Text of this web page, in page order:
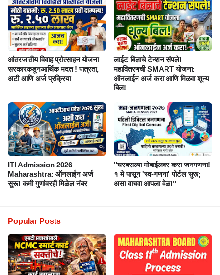
आंतरजातीय विवाह प्रोत्साहन योजना
सरकारकडूनआर्थिक मदत ! पात्रता,
अटी आणि अर्ज प्रक्रिया
लाईट बिलाचे टेन्शन संपले!
महावितरणची SMART योजना:
ऑनलाईन अर्ज करा आणि मिळवा शून्य
बिल!
ITI Admission 2026
Maharashtra: ऑनलाईन अर्ज
सुरू! कमी गुणांवरही मिळेल नंबर
"घरबसल्या मोबाईलवर करा जनगणना!
१ मे पासून 'स्व-गणना' पोर्टल सुरू;
असा वाचवा आपला वेळ!"